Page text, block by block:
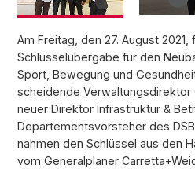
Am Freitag, den 27. August 2021,
Schlüsselübergabe für den
Sport, Bewegung und
scheidende Verwaltungsdirektor
neuer Direktor Infrastruktur &
Departementsvorsteher des
nahmen den Schlüssel aus den
vom Generalplaner